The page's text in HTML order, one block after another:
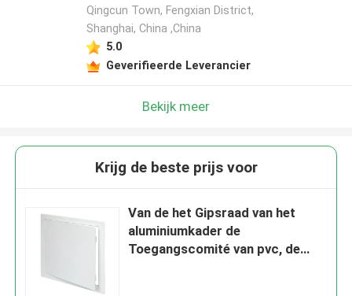
Qingcun Town, Fengxian District,
Shanghai, China ,China
5.0
Geverifieerde Leverancier
Bekijk meer
Krijg de beste prijs voor
Van de het Gipsraad van het
aluminiumkader de
Toegangscomité van pvc, de